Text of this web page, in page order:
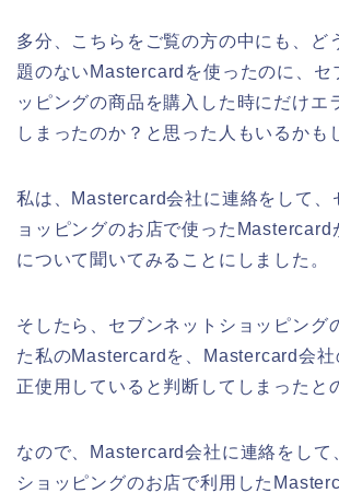
多分、こちらをご覧の方の中にも、ど
題のないMastercardを使ったのに、セ
ッピングの商品を購入した時にだけエ
しまったのか？と思った人もいるかも
私は、Mastercard会社に連絡をして、
ョッピングのお店で使ったMastercard
について聞いてみることにしました。
そしたら、セブンネットショッピング
た私のMastercardを、Mastercard会社
正使用していると判断してしまったと
なので、Mastercard会社に連絡をして
ショッピングのお店で利用した